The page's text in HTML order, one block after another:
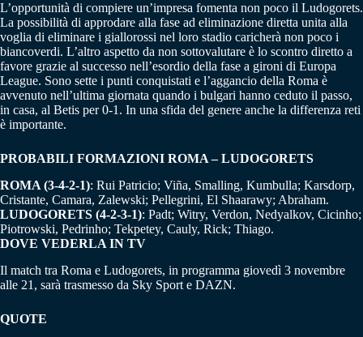
L’opportunità di compiere un’impresa fomenta non poco il Ludogorets.
La possibilità di approdare alla fase ad eliminazione diretta unita alla
voglia di eliminare i giallorossi nel loro stadio caricherà non poco i
biancoverdi. L’altro aspetto da non sottovalutare è lo scontro diretto a
favore grazie al successo nell’esordio della fase a gironi di Europa
League. Sono sette i punti conquistati e l’aggancio della Roma è
avvenuto nell’ultima giornata quando i bulgari hanno ceduto il passo,
in casa, al Betis per 0-1. In una sfida del genere anche la differenza reti
è importante.
PROBABILI FORMAZIONI ROMA – LUDOGORETS
ROMA (3-4-2-1): Rui Patricio; Viña, Smalling, Kumbulla; Karsdorp,
Cristante, Camara, Zalewski; Pellegrini, El Shaarawy; Abraham.
LUDOGORETS (4-2-3-1): Padt; Witry, Verdon, Nedyalkov, Cicinho;
Piotrowski, Pedrinho; Tekpetey, Cauly, Rick; Thiago.
DOVE VEDERLA IN TV
Il match tra Roma e Ludogorets, in programma giovedì 3 novembre
alle 21, sarà trasmesso da Sky Sport e DAZN.
QUOTE